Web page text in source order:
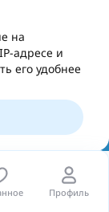
Профиль
на
адресе и
его удобнее